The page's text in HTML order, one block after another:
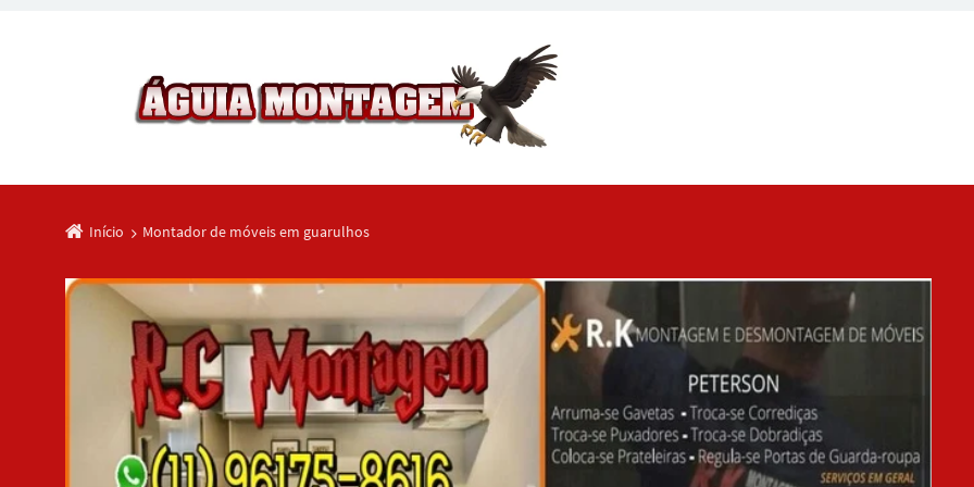
Início Montador de móveis em guarulhos